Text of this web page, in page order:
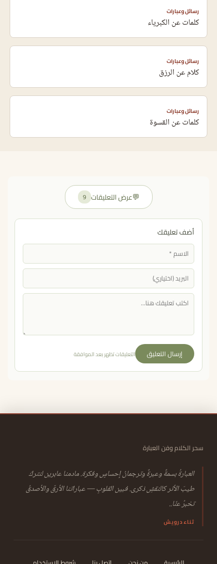
رسائل وعبارات
كلمات عن الكبرياء
رسائل وعبارات
كلام عن الرزق
رسائل وعبارات
كلمات عن القسوة
💬عرض التعليقات 9
أضف تعليقك
إرسال التعليق التعليقات تظهر بعد الموافقة
سحر الكلام وفن العبارة
العبارةُ بسمةٌ وعبرةٌ وترجمانُ إحساسٍ وفكرة. مادمنا عابرين لنتركَ
طيبَ الأثر كالنقشِ ذكرى. فبين القلوبِ — عباراتنا الأرقّ والأصدقُ
تخبرُ عنّا..
ثناء درويش